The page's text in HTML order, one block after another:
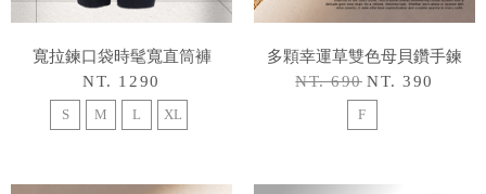
寬拉鍊口袋時髦寬直筒褲
NT. 1290
S M L XL
多顆幸運草雙色母貝鑽手鍊
NT. 690 NT. 390
F